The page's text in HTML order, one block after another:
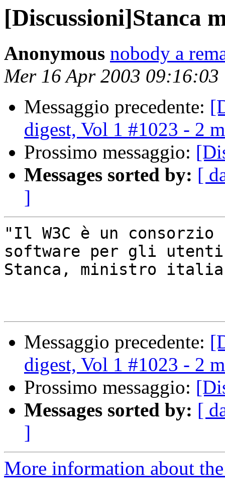
[Discussioni]Stanca
Anonymous nobody a
Mer 16 Apr 2003 09:16:03
Messaggio precedente:
digest, Vol 1 #1023 - 2
Prossimo messaggio:
Messages sorted by: [
]
"Il W3C è un
software per gli
Stanca, ministro
Messaggio precedente:
digest, Vol 1 #1023 - 2
Prossimo messaggio:
Messages sorted by: [
]
More information about